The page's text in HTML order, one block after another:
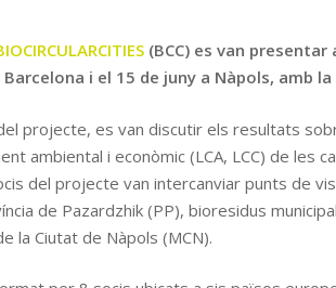
(BCC) es van
i el 15 de juny a Nàpols, amb
projecte, es van discutir els resultats
ambiental i econòmic (LCA, LCC) de les
del projecte van intercanviar punts de
de Pazardzhik (PP), bioresidus
la Ciutat de Nàpols (MCN).